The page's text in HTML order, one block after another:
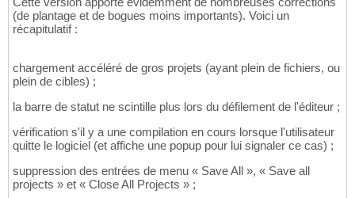
(de plantage et de bogues moins importants). Voici un
récapitulatif :
chargement accéléré de gros projets (ayant plein de fichiers, ou
plein de cibles) ;
la barre de statut ne scintille plus lors du défilement de l'éditeur ;
vérification s'il y a une compilation en cours lorsque l'utilisateur
quitte le logiciel (et affiche une popup pour lui signaler ce cas) ;
suppression des entrées de menu « Save All », « Save all
projects » et « Close All Projects » ;